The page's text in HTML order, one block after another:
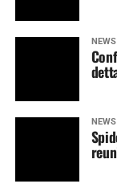
NEWS
NEWS